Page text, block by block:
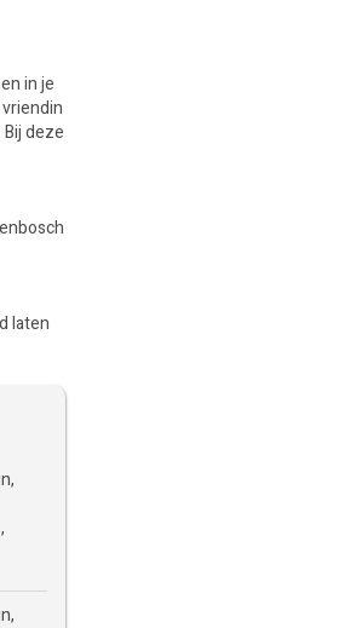
in je
deze
laten